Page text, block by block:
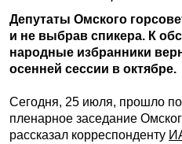
Депутаты Омского
и не выбрав спикера. К
народные избранники
осенней сессии в октябре.
Сегодня, 25 июля, прошло
пленарное заседание
рассказал корреспонденту